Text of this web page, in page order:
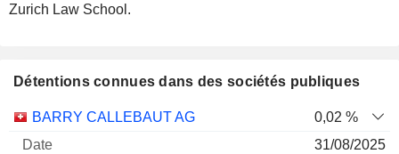
Zurich Law School.
Détentions connues dans des sociétés publiques
Nombre
Date de
BARRY CALLEBAUT AG
0,02 %
31/08/2025